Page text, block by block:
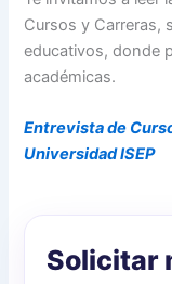
Cursos y Carreras,
educativos, donde
académicas.
Entrevista de
Universidad ISEP
Solicitar